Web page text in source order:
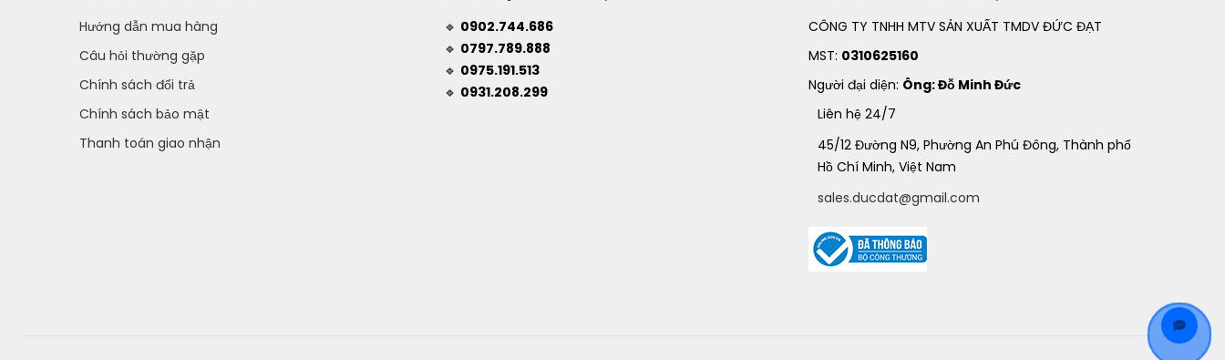
Hướng dẫn mua hàng
Câu hỏi thường gặp
Chính sách đổi trả
Chính sách bảo mật
Thanh toán giao nhận
🔹 0902.744.686
🔹 0797.789.888
🔹 0975.191.513
🔹 0931.208.299
CÔNG TY TNHH MTV SẢN XUẤT TMDV ĐỨC ĐẠT
MST: 0310625160
Người đại diện: Ông: Đỗ Minh Đức
Liên hệ 24/7
45/12 Đường N9, Phường An Phú Đông, Thành phố
Hồ Chí Minh, Việt Nam
sales.ducdat@gmail.com